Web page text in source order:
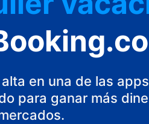
o
rural
en una de las
para ganar más